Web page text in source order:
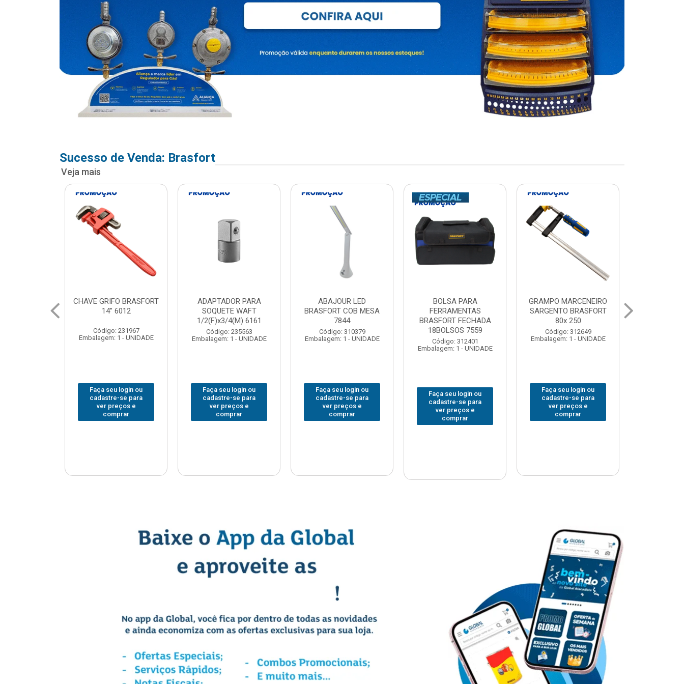
Sucesso de Venda: Brasfort
Veja mais
ADAPTADOR PARA
SOQUETE WAFT
Código: 235563
Embalagem: 1 - UNIDADE
Faça seu login ou
cadastre-se para
ver preços e
comprar
ABAJOUR LED
BRASFORT COB MESA
7844
Código: 310379
Embalagem: 1 - UNIDADE
Faça seu login ou
cadastre-se para
ver preços e
comprar
BOLSA PARA
FERRAMENTAS
BRASFORT FECHADA
18BOLSOS 7559
Código: 312401
Faça seu login ou
cadastre-se para
ver preços e
comprar
GRAMPO MARCENEIRO
SARGENTO BRASFORT
80x 250
Código: 312649
Embalagem: 1 - UNIDADE
Faça seu login ou
cadastre-se para
ver preços e
comprar
BROCA SDSPLUS VIDEA
BRASFORT 08mmx260
Código: 342076
Embalagem: 1 - UNIDADE
Faça seu login ou
cadastre-se para
ver preços e
comprar